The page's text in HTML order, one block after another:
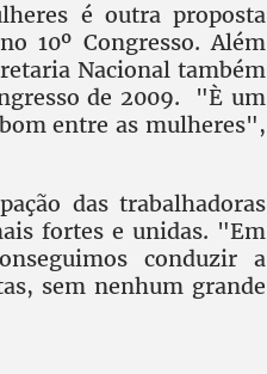
é outra proposta
10º Congresso. Além
Nacional também
de 2009. "È um
entre as mulheres",
das trabalhadoras
fortes e unidas. "Em
conduzir a
sem nenhum grande